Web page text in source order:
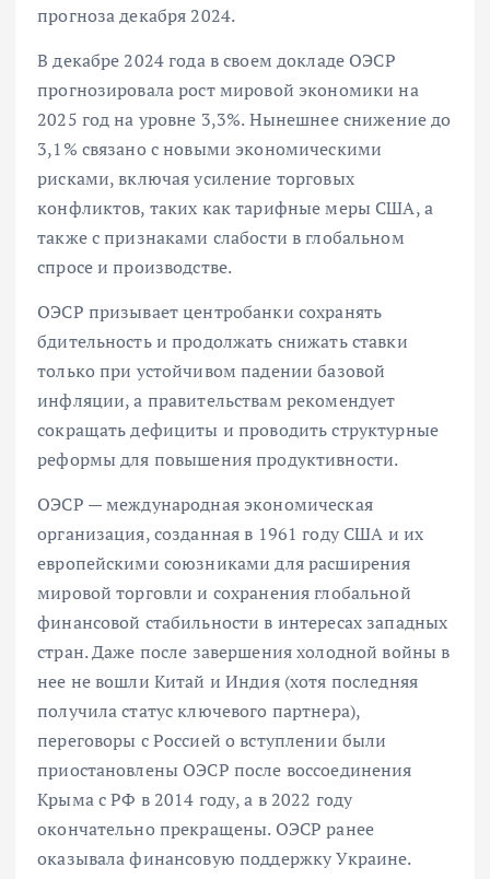
прогноза декабря 2024.
В декабре 2024 года в своем докладе ОЭСР
прогнозировала рост мировой экономики на
2025 год на уровне 3,3%. Нынешнее снижение до
3,1% связано с новыми экономическими
рисками, включая усиление торговых
конфликтов, таких как тарифные меры США, а
также с признаками слабости в глобальном
спросе и производстве.
ОЭСР призывает центробанки сохранять
бдительность и продолжать снижать ставки
только при устойчивом падении базовой
инфляции, а правительствам рекомендует
сокращать дефициты и проводить структурные
реформы для повышения продуктивности.
ОЭСР — международная экономическая
организация, созданная в 1961 году США и их
европейскими союзниками для расширения
мировой торговли и сохранения глобальной
финансовой стабильности в интересах западных
стран. Даже после завершения холодной войны в
нее не вошли Китай и Индия (хотя последняя
получила статус ключевого партнера),
переговоры с Россией о вступлении были
приостановлены ОЭСР после воссоединения
Крыма с РФ в 2014 году, а в 2022 году
окончательно прекращены. ОЭСР ранее
оказывала финансовую поддержку Украине.